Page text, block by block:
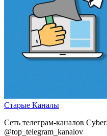
Старые Каналы
Сеть телеграм-каналов
@top_telegram_kanalov